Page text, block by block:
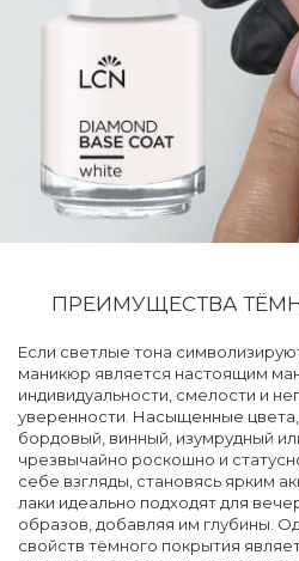
ПРЕИМУЩЕСТВА
Если светлые тона
маникюр является настоящим
индивидуальности, смелости и
уверенности. Насыщенные цвета,
бордовый, винный, изумрудный
чрезвычайно роскошно и
себе взгляды, становясь ярким
лаки идеально подходят для
образов, добавляя им глубины.
свойств тёмного покрытия